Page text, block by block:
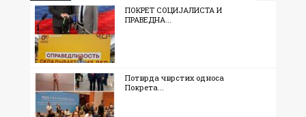
ПОКРЕТ СОЦИЈАЛИСТА И
ПРАВЕДНА...
Потврда чврстих односа
Покрета...